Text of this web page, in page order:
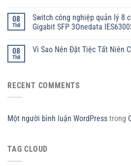
08
Th8
Switch công nghiệp quản lý 8
Gigabit SFP 3Onedata
08
Th8
Vì Sao Nên Đặt Tiệc Tất Niên
RECENT COMMENTS
Một người bình luận WordPress trong
TAG CLOUD